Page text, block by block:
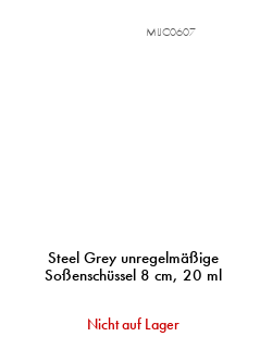
Steel Grey unregelmäßige
Soßenschüssel 8 cm, 20 ml
Nicht auf Lager
MIJC0607